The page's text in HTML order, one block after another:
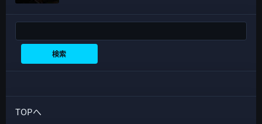
検索
TOPへ